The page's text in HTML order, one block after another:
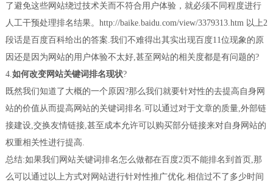
了避免这些网站绕过技术关而不符合用户体验，就必须不同程度进行
人工干预处理排名结果。http://baike.baidu.com/view/3379313.htm 以上2
段话是百度百科给出的答案.我们不难得出其实出现百度11位现象的原
因还是因为网站的用户体验不太好,甚至网站的相关度都是有问题的?
4. 如何改变网站关键词排名现状?
既然我们知道了大概的一个原因?那么我们就要针对性的去提高自身网
站的价值从而提高网站的关键词排名.可以通过对于文章的质量,外部链
接建设,交换友情链接,甚至成本允许可以购买部分链接来对自身网站的
权重相关性进行提高.
总结:如果我们网站关键词排名怎么做都在百度2页不能排名到首页,那
么可以通过以上方式对网站进行针对性推广优化.相信过不了多少时间